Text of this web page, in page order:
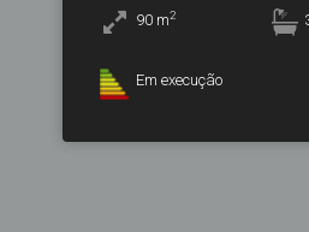
90 m2
Em execução